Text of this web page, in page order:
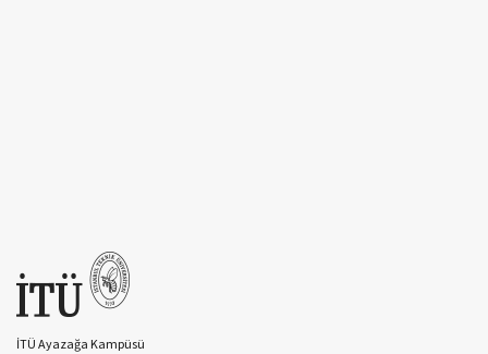
İTÜ Ayazağa Kampüsü